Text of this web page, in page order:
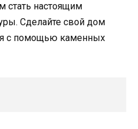
стать настоящим
Сделайте свой дом
с помощью каменных